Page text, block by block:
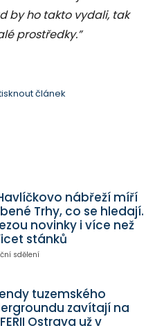
by ho takto vydali, tak
prostředky.”
článek
nábřeží míří
Trhy, co se hledají.
novinky i více než
stánků
sdělení
tuzemského
zavítají na
Ostrava už v